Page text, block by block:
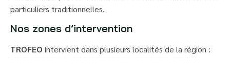
particuliers traditionnelles.
Nos zones d’intervention
TROFEO intervient dans plusieurs localités de la région :